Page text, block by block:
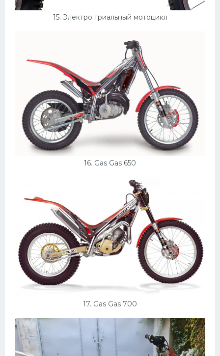
15. Электро триальный мотоцикл
16. Gas Gas 650
17. Gas Gas 700